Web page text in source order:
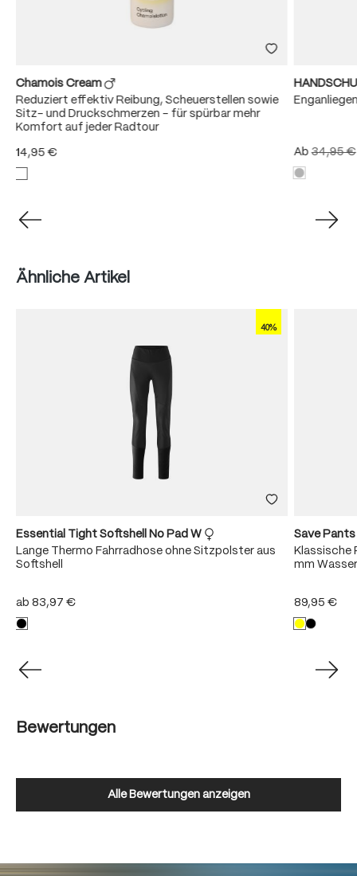
Chamois Cream
Reduziert effektiv Reibung, Scheuerstellen sowie
Sitz- und Druckschmerzen – für spürbar mehr
Komfort auf jeder Radtour
14,95 € Ab34,95 €
Produktgalerie überspringen
Ähnliche Artikel
40%
Essential Tight Softshell No Pad W
Lange Thermo Fahrradhose ohne Sitzpolster aus
Softshell
ab 83,97 €
Save
Klassische
mm
89,95 €
Bewertungen
Alle Bewertungen anzeigen